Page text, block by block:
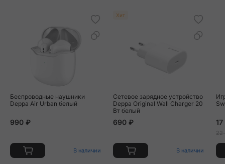
Беспроводные наушники
Deppa Air Urban белый
990 ₽
В наличии
Хит
Сетевое зарядное устройство
Deppa Original Wall Charger 20
Вт белый
690 ₽
В наличии
22